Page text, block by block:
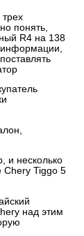
понять,
R4 на 138
и несколько
Chery Tiggo 5
над этим